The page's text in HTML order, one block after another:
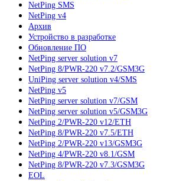
NetPing SMS
NetPing v4
Архив
Устройство в разработке
Обновление ПО
NetPing server solution v7
NetPing 8/PWR-220 v7.2/GSM3G
UniPing server solution v4/SMS
NetPing v5
NetPing server solution v7/GSM
NetPing server solution v5/GSM3G
NetPing 2/PWR-220 v12/ETH
NetPing 8/PWR-220 v7.5/ETH
NetPing 2/PWR-220 v13/GSM3G
NetPing 4/PWR-220 v8.1/GSM
NetPing 8/PWR-220 v7.3/GSM3G
EOL